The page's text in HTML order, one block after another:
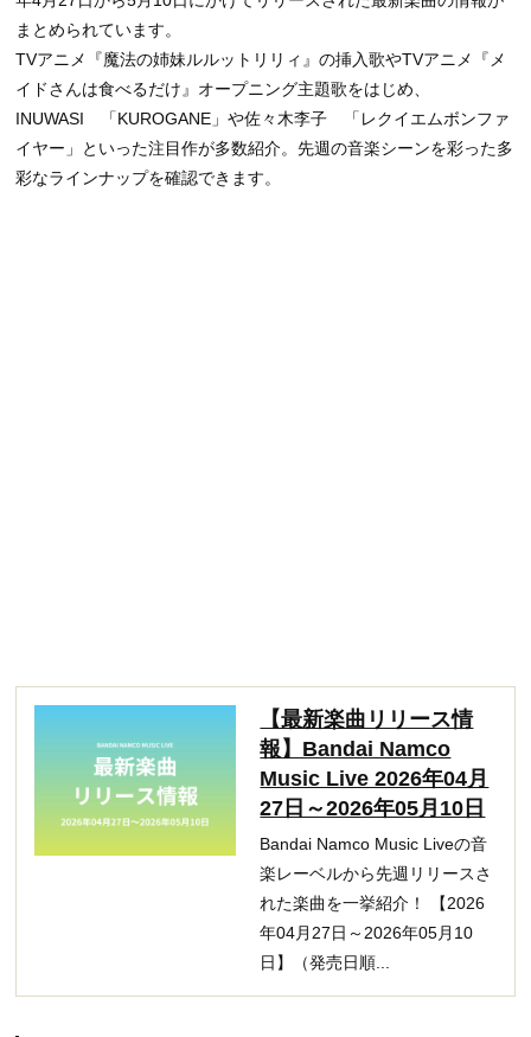
まとめられています。
TVアニメ『魔法の姉妹ルルットリリィ』の挿入歌やTVアニメ『メ
イドさんは食べるだけ』オープニング主題歌をはじめ、
INUWASI 「KUROGANE」や佐々木李子 「レクイエムボンファ
イヤー」といった注目作が多数紹介。先週の音楽シーンを彩った多
彩なラインナップを確認できます。
【最新楽曲リリース情
報】Bandai Namco
Music Live 2026年04月
27日～2026年05月10日
Bandai Namco Music Liveの音
楽レーベルから先週リリースさ
れた楽曲を一挙紹介！ 【2026
年04月27日～2026年05月10
日】（発売日順...